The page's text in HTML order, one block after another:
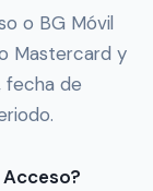
o BG Móvil
Mastercard y
fecha de